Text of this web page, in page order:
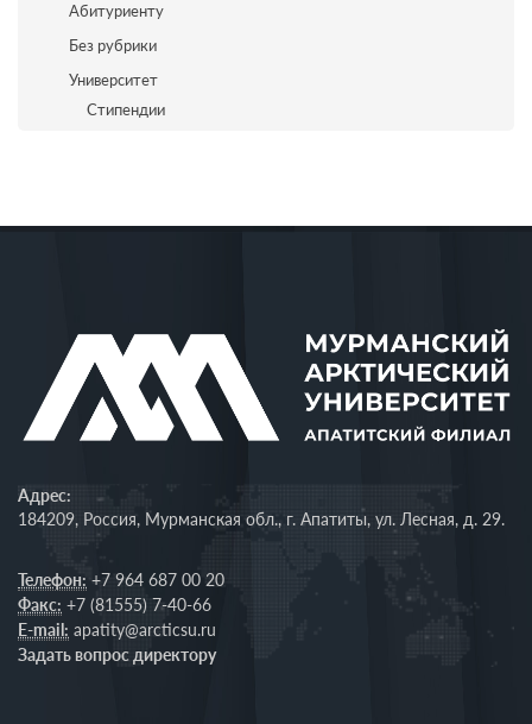
Абитуриенту
Без рубрики
Университет
Стипендии
Адрес:
184209, Россия, Мурманская обл., г. Апатиты, ул. Лесная, д. 29.
Телефон: +7 964 687 00 20
Факс: +7 (81555) 7-40-66
E-mail: apatity@arcticsu.ru
Задать вопрос директору